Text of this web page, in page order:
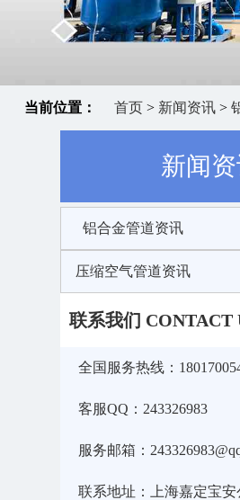
当前位置： 首页> 新闻资讯>
新闻
铝合金管道资讯
压缩空气管道资讯
联系我们 CONTACT
全国服务热线：
客服QQ：243326983
服务邮箱：
联系地址：上海嘉定宝安